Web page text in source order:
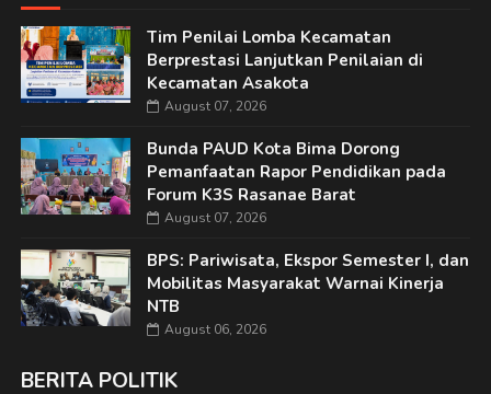
Tim Penilai Lomba Kecamatan
Berprestasi Lanjutkan Penilaian di
Kecamatan Asakota
August 07, 2026
Bunda PAUD Kota Bima Dorong
Pemanfaatan Rapor Pendidikan pada
Forum K3S Rasanae Barat
August 07, 2026
BPS: Pariwisata, Ekspor Semester I, dan
Mobilitas Masyarakat Warnai Kinerja
NTB
August 06, 2026
BERITA POLITIK